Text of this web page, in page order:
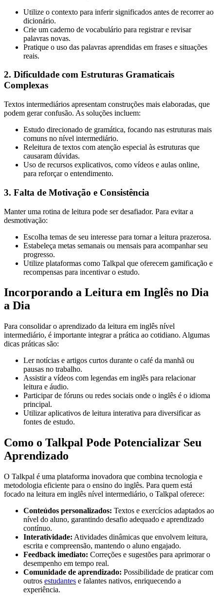
Utilize o contexto para inferir significados antes de recorrer ao
dicionário.
Crie um caderno de vocabulário para registrar e revisar
palavras novas.
Pratique o uso das palavras aprendidas em frases e situações
reais.
2. Dificuldade com Estruturas Gramaticais
Complexas
Textos intermediários apresentam construções mais elaboradas, que
podem gerar confusão. As soluções incluem:
Estudo direcionado de gramática, focando nas estruturas mais
comuns no nível intermediário.
Releitura de textos com atenção especial às estruturas que
causaram dúvidas.
Uso de recursos explicativos, como vídeos e aulas online,
para reforçar o entendimento.
3. Falta de Motivação e Consistência
Manter uma rotina de leitura pode ser desafiador. Para evitar a
desmotivação:
Escolha temas de seu interesse para tornar a leitura prazerosa.
Estabeleça metas semanais ou mensais para acompanhar seu
progresso.
Utilize plataformas como Talkpal que oferecem gamificação e
recompensas para incentivar o estudo.
Incorporando a Leitura em Inglês no Dia
a Dia
Para consolidar o aprendizado da leitura em inglês nível
intermediário, é importante integrar a prática ao cotidiano. Algumas
dicas práticas são:
Ler notícias e artigos curtos durante o café da manhã ou
pausas no trabalho.
Assistir a vídeos com legendas em inglês para relacionar
leitura e áudio.
Participar de fóruns ou redes sociais onde o inglês é o idioma
principal.
Utilizar aplicativos de leitura interativa para diversificar as
fontes de estudo.
Como o Talkpal Pode Potencializar Seu
Aprendizado
O Talkpal é uma plataforma inovadora que combina tecnologia e
metodologia eficiente para o ensino do inglês. Para quem está
focado na leitura em inglês nível intermediário, o Talkpal oferece:
Conteúdos personalizados: Textos e exercícios adaptados ao
nível do aluno, garantindo desafio adequado e aprendizado
contínuo.
Interatividade: Atividades dinâmicas que envolvem leitura,
escrita e compreensão, mantendo o aluno engajado.
Feedback imediato: Correções e sugestões para aprimorar o
desempenho em tempo real.
Comunidade de aprendizado: Possibilidade de praticar com
outros estudantes e falantes nativos, enriquecendo a
experiência.